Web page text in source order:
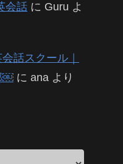
会話 に Guru よ
話スクール｜
￼ に ana より